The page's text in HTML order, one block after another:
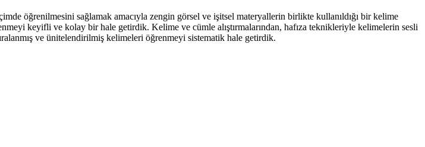
öğrenilmesini sağlamak amacıyla zengin görsel ve işitsel materyallerin birlikte kullanıldığı bir kelime
keyifli ve kolay bir hale getirdik. Kelime ve cümle alıştırmalarından, hafıza teknikleriyle kelimelerin sesli
ve ünitelendirilmiş kelimeleri öğrenmeyi sistematik hale getirdik.